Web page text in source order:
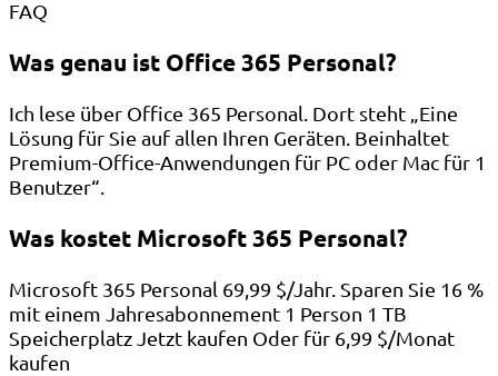
FAQ
Was genau ist Office 365 Personal?
Ich lese über Office 365 Personal. Dort steht „Eine
Lösung für Sie auf allen Ihren Geräten. Beinhaltet
Premium-Office-Anwendungen für PC oder Mac für 1
Benutzer“.
Was kostet Microsoft 365 Personal?
Microsoft 365 Personal 69,99 $/Jahr. Sparen Sie 16 %
mit einem Jahresabonnement 1 Person 1 TB
Speicherplatz Jetzt kaufen Oder für 6,99 $/Monat
kaufen